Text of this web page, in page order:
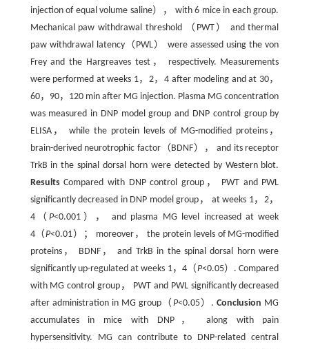
injection of equal volume saline）， with 6 mice in each group.
Mechanical paw withdrawal threshold （PWT） and thermal
paw withdrawal latency（PWL） were assessed using the von
Frey and the Hargreaves test， respectively. Measurements
were performed at weeks 1，2，4 after modeling and at 30，
60，90，120 min after MG injection. Plasma MG concentration
was measured in DNP model group and DNP control group by
ELISA， while the protein levels of MG-modified proteins，
brain-derived neurotrophic factor（BDNF）， and its receptor
TrkB in the spinal dorsal horn were detected by Western blot.
ResultsCompared with DNP control group， PWT and PWL
significantly decreased in DNP model group， at weeks 1，2，
4（P<0.001）， and plasma MG level increased at week
4（P<0.01）； moreover， the protein levels of MG-modified
proteins， BDNF， and TrkB in the spinal dorsal horn were
significantly up-regulated at weeks 1，4（P<0.05）. Compared
with MG control group， PWT and PWL significantly decreased
after administration in MG group（ P<0.05）.Conclusion MG
accumulates in mice with DNP， along with pain
hypersensitivity. MG can contribute to DNP-related central